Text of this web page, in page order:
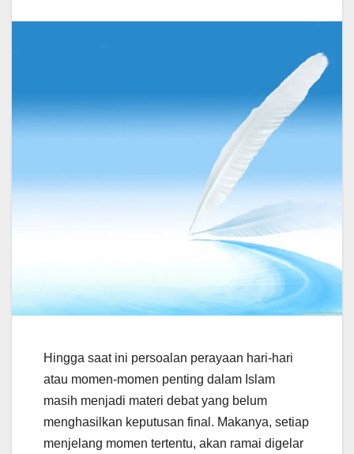
Hingga saat ini persoalan perayaan hari-hari
atau momen-momen penting dalam Islam
masih menjadi materi debat yang belum
menghasilkan keputusan final. Makanya, setiap
menjelang momen tertentu, akan ramai digelar